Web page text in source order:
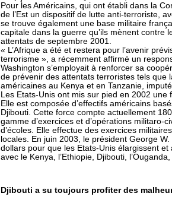
Pour les Américains, qui ont établi dans la
de l’Est un dispositif de lutte anti-terroriste,
se trouve également une base militaire
capitale dans la guerre qu’ils mènent contre
attentats de septembre 2001.
« L’Afrique a été et restera pour l’avenir
terrorisme », a récemment affirmé un
Washington s’employait à renforcer sa
de prévenir des attentats terroristes tels que
américaines au Kenya et en Tanzanie,
Les Etats-Unis ont mis sur pied en 2002
Elle est composée d’effectifs américains
Djibouti. Cette force compte actuellement
gamme d’exercices et d’opérations militaro-
d’écoles. Elle effectue des exercices
locales. En juin 2003, le président George
dollars pour que les Etats-Unis élargissent
avec le Kenya, l’Ethiopie, Djibouti,
Djibouti a su toujours profiter des